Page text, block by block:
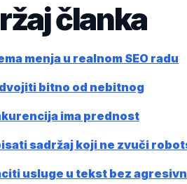
članka
menja u realnom SEO radu
bitno od nebitnog
ima prednost
sadržaj koji ne zvuči
usluge u tekst bez